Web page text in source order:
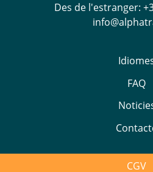
Des de l'estranger:
FAQ
CGV